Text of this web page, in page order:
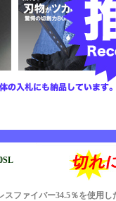
スファイバー34.5％を使用し